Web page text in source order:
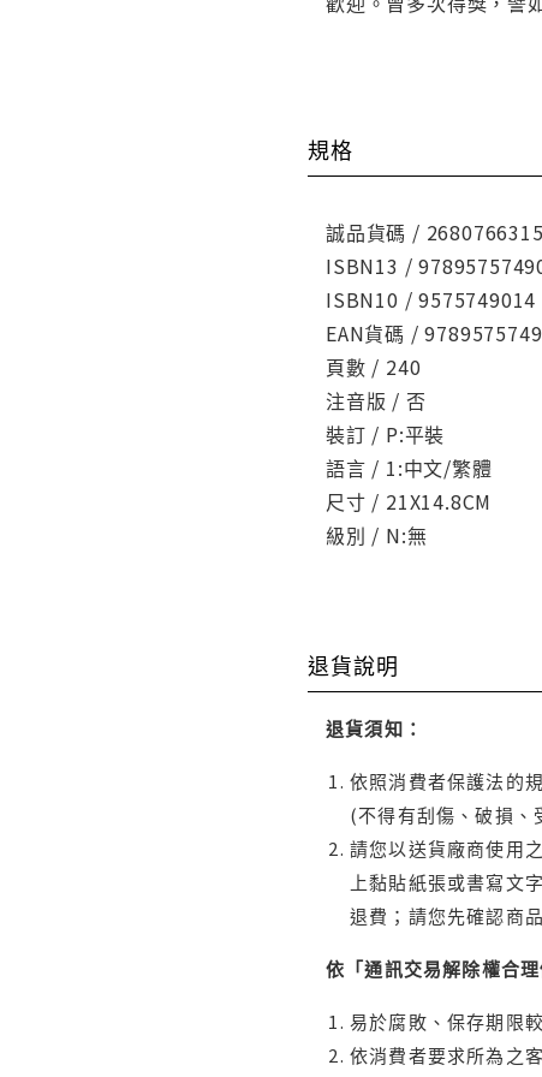
規格
誠品貨碼 /
ISBN13 /
ISBN10 / 9575749014
EAN貨碼 /
頁數 / 240
注音版 / 否
裝訂 / P:平裝
語言 / 1:中文/繁體
尺寸 / 21X14.8CM
級別 / N:無
退貨說明
退貨須知：
依照消費者保護法的
(不得有刮傷、破損、
請您以送貨廠商使用
上黏貼紙張或書寫文
退費；請您先確認商
依「通訊交易解除權合
易於腐敗、保存期限
依消費者要求所為之